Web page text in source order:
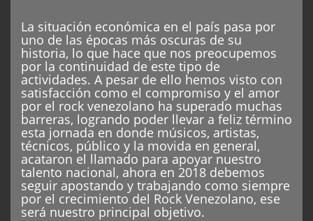
La situación económica en el país pasa por
uno de las épocas más oscuras de su
historia, lo que hace que nos preocupemos
por la continuidad de este tipo de
actividades. A pesar de ello hemos visto con
satisfacción como el compromiso y el amor
por el rock venezolano ha superado muchas
barreras, logrando poder llevar a feliz término
esta jornada en donde músicos, artistas,
técnicos, público y la movida en general,
acataron el llamado para apoyar nuestro
talento nacional, ahora en 2018 debemos
seguir apostando y trabajando como siempre
por el crecimiento del Rock Venezolano, ese
será nuestro principal objetivo.